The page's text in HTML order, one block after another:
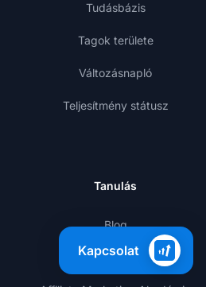
Tudásbázis
Tagok területe
Változásnapló
Teljesítmény státusz
Tanulás
Blog
Sablonok
Kapcsolat